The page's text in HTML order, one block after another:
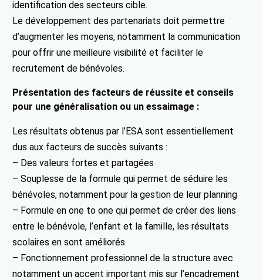
identification des secteurs cible.
Le développement des partenariats doit permettre
d’augmenter les moyens, notamment la communication
pour offrir une meilleure visibilité et faciliter le
recrutement de bénévoles.
Présentation des facteurs de réussite et conseils
pour une généralisation ou un essaimage :
Les résultats obtenus par l’ESA sont essentiellement
dus aux facteurs de succès suivants :
– Des valeurs fortes et partagées
– Souplesse de la formule qui permet de séduire les
bénévoles, notamment pour la gestion de leur planning
– Formule en one to one qui permet de créer des liens
entre le bénévole, l’enfant et la famille, les résultats
scolaires en sont améliorés
– Fonctionnement professionnel de la structure avec
notamment un accent important mis sur l’encadrement